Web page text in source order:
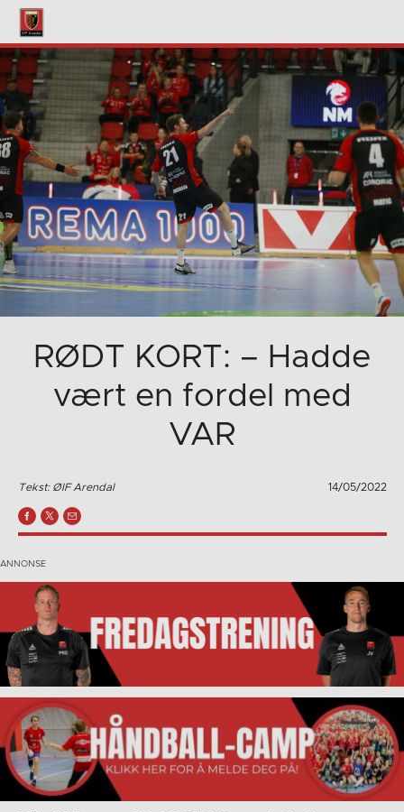
RØDT KORT: – Hadde
vært en fordel med
VAR
Tekst: ØIF Arendal 14/05/2022